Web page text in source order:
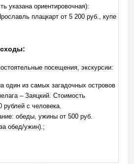
указана ориентировочная):
плацкарт от 5 200 руб., купе
посещения, экскурсии:
один из самых загадочных островов
– Заяцкий. Стоимость
рублей с человека.
обеды, ужины от 500 руб.
обед/ужин).;